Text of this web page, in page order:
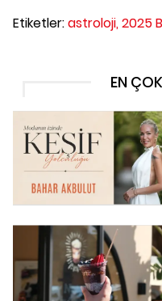
Etiketler:astroloji, 2025
EN